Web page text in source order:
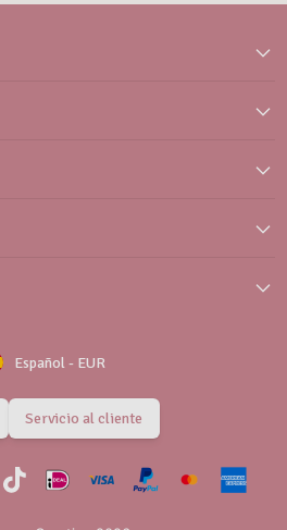
Español- EUR
Servicio al cliente